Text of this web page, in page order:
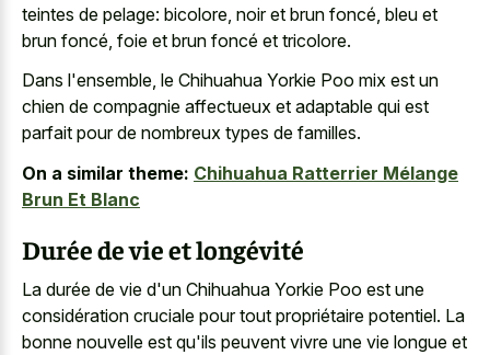
teintes de pelage: bicolore, noir et brun foncé, bleu et
brun foncé, foie et brun foncé et tricolore.
Dans l'ensemble, le Chihuahua Yorkie Poo mix est un
chien de compagnie affectueux et adaptable qui est
parfait pour de nombreux types de familles.
On a similar theme: Chihuahua Ratterrier Mélange
Brun Et Blanc
Durée de vie et longévité
La durée de vie d'un Chihuahua Yorkie Poo est une
considération cruciale pour tout propriétaire potentiel. La
bonne nouvelle est qu'ils peuvent vivre une vie longue et